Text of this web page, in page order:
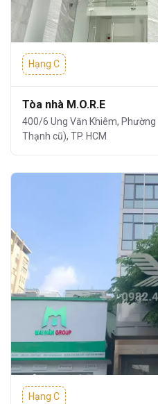
Hạng C
Tòa nhà M.O.R.E
400/6 Ung Văn Khiêm,
Thạnh cũ), TP. HCM
Hạng C